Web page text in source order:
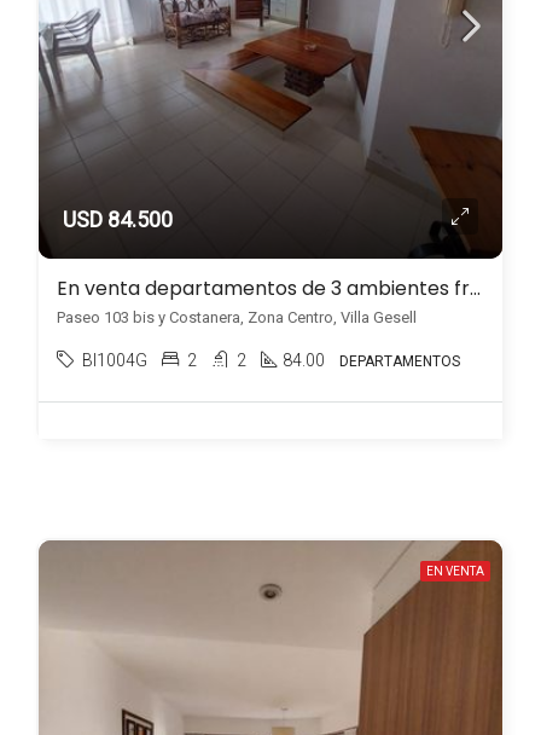
USD 84.500
En venta departamentos de 3 ambientes frente al mar en Zona Centro, Villa Gesell
Paseo 103 bis y Costanera, Zona Centro, Villa Gesell
BI1004G 2 2 84.00 DEPARTAMENTOS
EN VENTA